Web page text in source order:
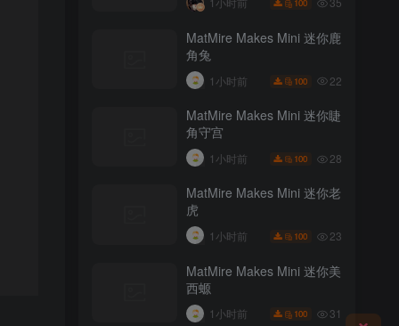
100
MatMire Makes Mini 迷你鹿
角兔
1小时前 100 22
MatMire Makes Mini 迷你睫
角守宫
1小时前 100 28
MatMire Makes Mini 迷你老
虎
1小时前 100 23
MatMire Makes Mini 迷你美
西螈
1小时前 100 31